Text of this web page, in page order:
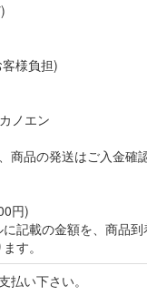
様負担)
ノエン
商品の発送はご入金確
円)
記載の金額を、商品到
す。
払い下さい。